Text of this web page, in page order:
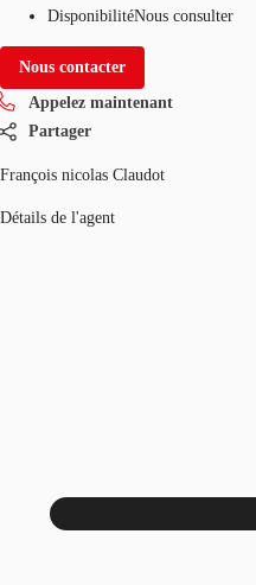
DisponibilitéNous consulter
Nous contacter
Appelez maintenant
Partager
François nicolas Claudot
Détails de l'agent